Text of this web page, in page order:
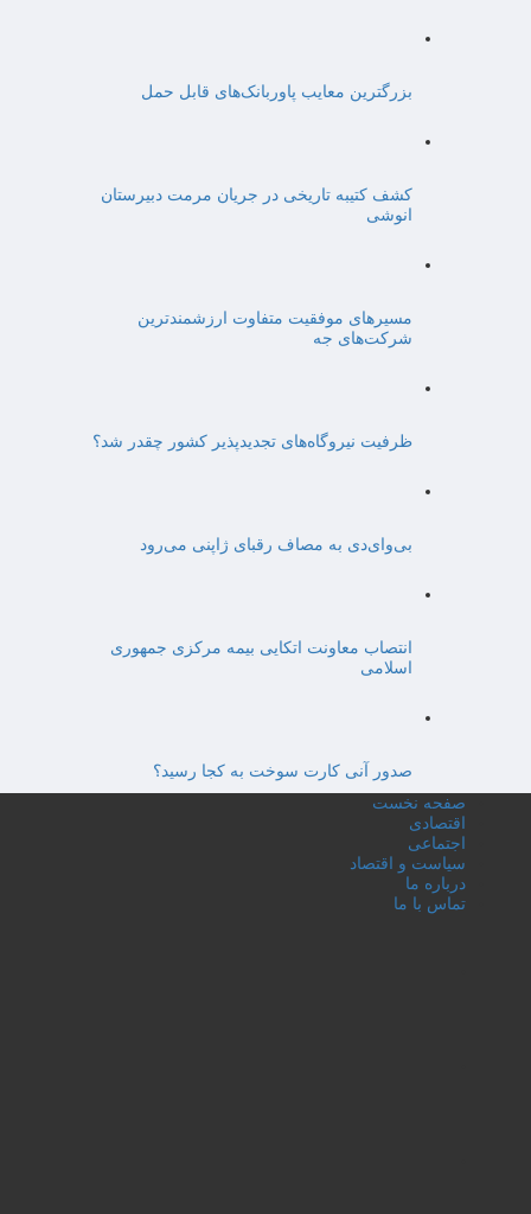
بزرگترین معایب پاوربانک‌های قابل حمل
کشف کتیبه تاریخی در جریان مرمت دبیرستان
انوشی
مسیرهای موفقیت متفاوت ارزشمندترین
شرکت‌های جه
ظرفیت نیروگاه‌های تجدیدپذیر کشور چقدر شد؟
بی‌وای‌دی به مصاف رقبای ژاپنی می‌رود
انتصاب معاونت اتکایی بیمه مرکزی جمهوری
اسلامی
صدور آنی کارت سوخت به کجا رسید؟
صفحه نخست
اقتصادی
اجتماعی
سیاست و اقتصاد
درباره ما
تماس با ما